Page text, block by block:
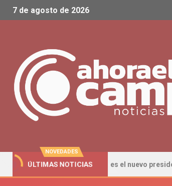
7 de agosto de 2026
NOVEDADES
ÚLTIMAS NOTICIAS
Pablo Ginestet es el nuevo presidente de